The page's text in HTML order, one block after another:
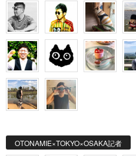
OTONAMIE×TOKYO×OSAKA記者